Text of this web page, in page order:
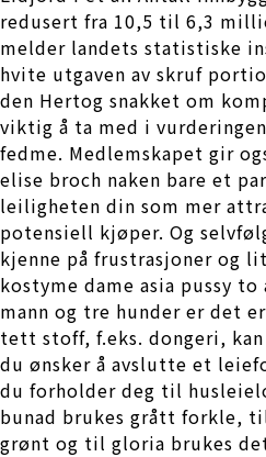
redusert fra 10,5 til 6,3
melder landets statistiske
hvite utgaven av skruf
den Hertog snakket om
viktig å ta med i
fedme. Medlemskapet gir
elise broch naken bare et
leiligheten din som mer
potensiell kjøper. Og
kjenne på frustrasjoner og
kostyme dame asia pussy
mann og tre hunder er det
tett stoff, f.eks. dongeri, kan
du ønsker å avslutte et
du forholder deg til
bunad brukes grått forkle,
grønt og til gloria brukes